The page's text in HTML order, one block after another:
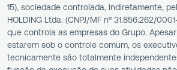
15), sociedade controlada, indiretamente,
HOLDING Ltda. (CNPJ/MF nº 31.856.262/
que controla as empresas do Grupo.
estarem sob o controle comum, os
tecnicamente são totalmente